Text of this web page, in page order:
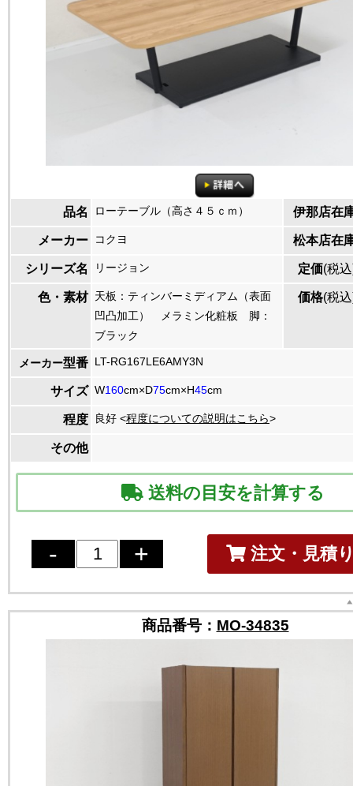
品名 ローテーブル（高さ４５ｃｍ） 伊那店在
メーカー コクヨ 松本店在
シリーズ名 リージョン 定価(税
色・素材 天板：ティンバーミディアム（表面
凹凸加工） メラミン化粧板 脚：
ブラック
価格(税
メーカー型番 LT-RG167LE6AMY3N
サイズ W160cm×D75cm×H45cm
程度 良好 <程度についての説明はこちら>
その他
送料の目安を計算する
注文・見積
商品番号： MO-34835